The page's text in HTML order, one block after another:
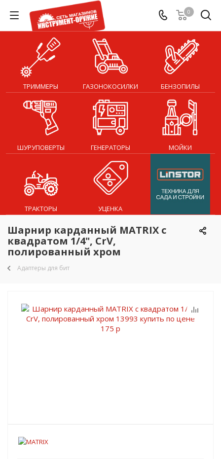
0
ТРИММЕРЫ ГАЗОНОКОСИЛКИ БЕНЗОПИЛЫ
ШУРУПОВЕРТЫ ГЕНЕРАТОРЫ МОЙКИ
ТРАКТОРЫ УЦЕНКА
Шарнир карданный MATRIX с
квадратом 1/4", CrV,
полированный хром
Адаптеры для бит